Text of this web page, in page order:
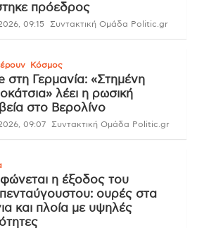
πρόεδρος
09:15 Συντακτική Ομάδα Politic.gr
Κόσμος
στη Γερμανία: «Στημένη
λέει η ρωσική
στο Βερολίνο
09:07 Συντακτική Ομάδα Politic.gr
η έξοδος του
ουρές στα
και πλοία με υψηλές